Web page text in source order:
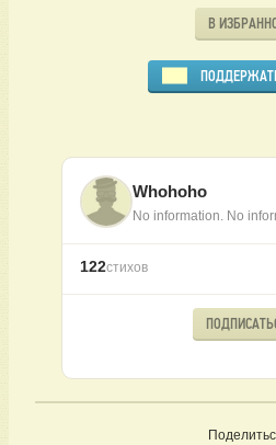
В
Whohoho
No information. No
122стихов